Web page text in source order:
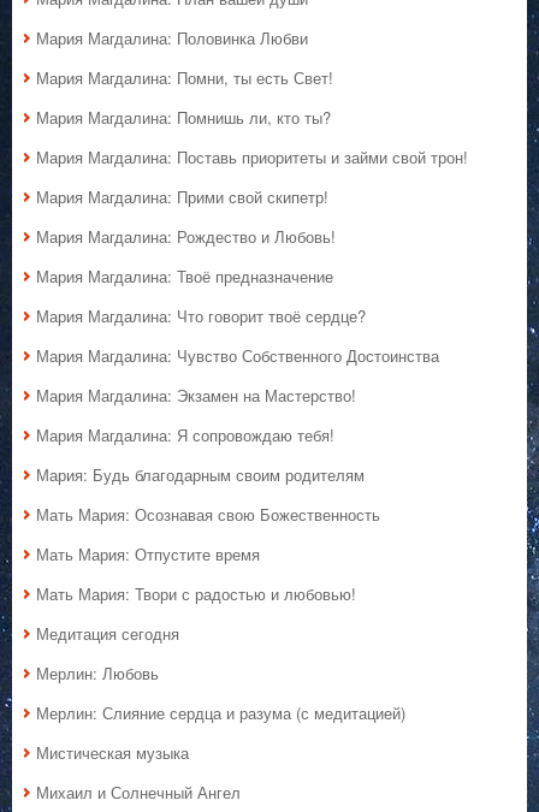
Мария Магдалина: Половинка Любви
Мария Магдалина: Помни, ты есть Свет!
Мария Магдалина: Помнишь ли, кто ты?
Мария Магдалина: Поставь приоритеты и займи свой трон!
Мария Магдалина: Прими свой скипетр!
Мария Магдалина: Рождество и Любовь!
Мария Магдалина: Твоё предназначение
Мария Магдалина: Что говорит твоё сердце?
Мария Магдалина: Чувство Собственного Достоинства
Мария Магдалина: Экзамен на Мастерство!
Мария Магдалина: Я сопровождаю тебя!
Мария: Будь благодарным своим родителям
Мать Мария: Осознавая свою Божественность
Мать Мария: Отпустите время
Мать Мария: Твори с радостью и любовью!
Медитация сегодня
Мерлин: Любовь
Мерлин: Слияние сердца и разума (с медитацией)
Мистическая музыка
Михаил и Солнечный Ангел